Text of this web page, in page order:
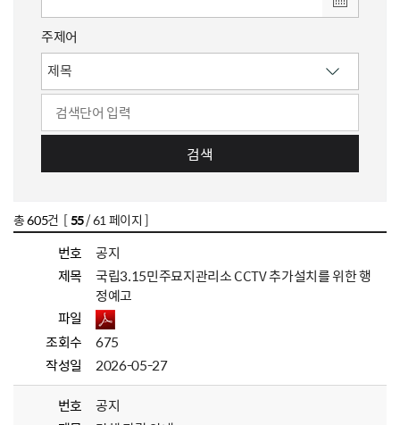
주제어
검색
총605건 [55/ 61 페이지 ]
번호
공지
제목
국립3.15민주묘지관리소 CCTV 추가설치를 위한 행
정예고
파일
조회수
675
작성일
2026-05-27
번호
공지